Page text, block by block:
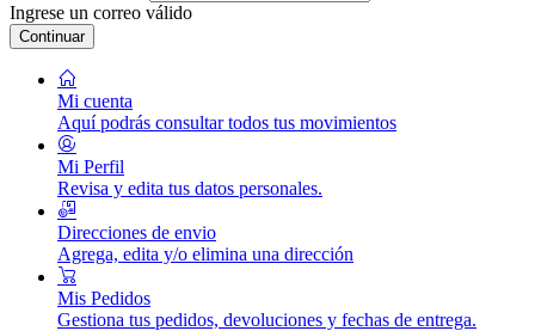
Ingrese un correo válido
Continuar
Mi cuenta
Aquí podrás consultar todos tus movimientos
Mi Perfil
Revisa y edita tus datos personales.
Direcciones de envio
Agrega, edita y/o elimina una dirección
Mis Pedidos
Gestiona tus pedidos, devoluciones y fechas de entrega.